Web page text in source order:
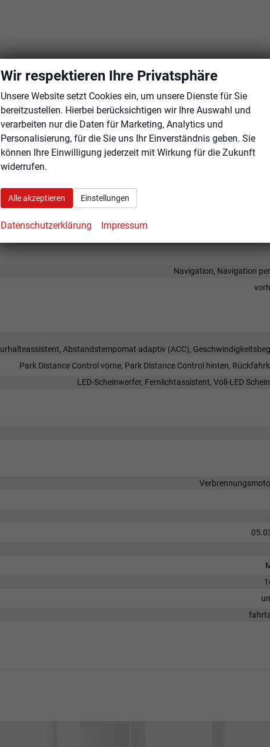
Sitzheizung,
Navigation, Navigation
Abstandstempomat adaptiv (ACC),
Park Distance Control vorne, Park Distance Control hinten,
LED-Scheinwerfer, Fernlichtassistent, Voll-LED
Wir respektieren Ihre Privatsphäre
Unsere Website setzt Cookies ein, um unsere Dienste für Sie
bereitzustellen. Hierbei berücksichtigen wir Ihre Auswahl und
verarbeiten nur die Daten für Marketing, Analytics und
Personalisierung, für die Sie uns Ihr Einverständnis geben. Sie
können Ihre Einwilligung jederzeit mit Wirkung für die Zukunft
widerrufen.
Alle akzeptieren Einstellungen
Datenschutzerklärung Impressum